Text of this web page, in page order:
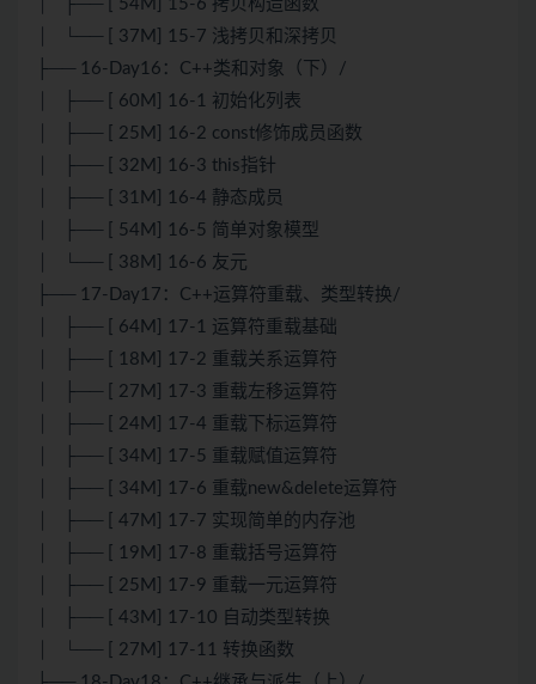
│ ├── [ 54M] 15-6 拷贝构造函数
│ └── [ 37M] 15-7 浅拷贝和深拷贝
├── 16-Day16：C++类和对象（下）/
│ ├── [ 60M] 16-1 初始化列表
│ ├── [ 25M] 16-2 const修饰成员函数
│ ├── [ 32M] 16-3 this指针
│ ├── [ 31M] 16-4 静态成员
│ ├── [ 54M] 16-5 简单对象模型
│ └── [ 38M] 16-6 友元
├── 17-Day17：C++运算符重载、类型转换/
│ ├── [ 64M] 17-1 运算符重载基础
│ ├── [ 18M] 17-2 重载关系运算符
│ ├── [ 27M] 17-3 重载左移运算符
│ ├── [ 24M] 17-4 重载下标运算符
│ ├── [ 34M] 17-5 重载赋值运算符
│ ├── [ 34M] 17-6 重载new&delete运算符
│ ├── [ 47M] 17-7 实现简单的内存池
│ ├── [ 19M] 17-8 重载括号运算符
│ ├── [ 25M] 17-9 重载一元运算符
│ ├── [ 43M] 17-10 自动类型转换
│ └── [ 27M] 17-11 转换函数